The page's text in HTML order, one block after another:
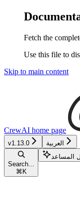
Fetch the
Use this file to
Skip to main content
CrewAI home page
v1.13.0 العربية
Search...
⌘ K
المساعد